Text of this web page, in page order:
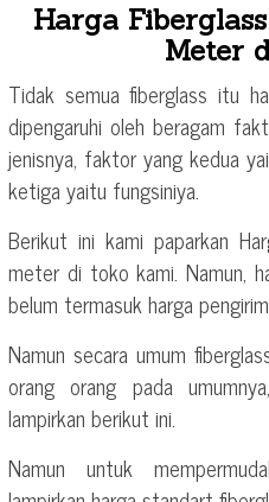
Harga
Meter
Tidak semua fiberglass itu
dipengaruhi oleh beragam
jenisnya, faktor yang kedua
ketiga yaitu fungsiniya.
Berikut ini kami paparkan
meter di toko kami. Namun,
belum termasuk harga
Namun secara umum
orang orang pada
lampirkan berikut ini.
Namun untuk